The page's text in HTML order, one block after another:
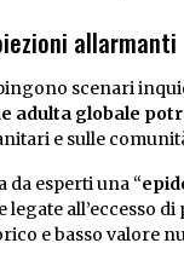
allarmanti
scenari
adulta globale
e sulle
da esperti una “
all’eccesso
e basso valore